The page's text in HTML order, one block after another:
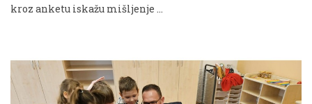
kroz anketu iskažu mišljenje …